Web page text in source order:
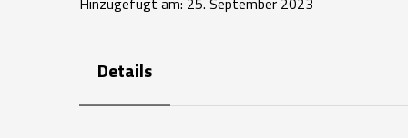
Details